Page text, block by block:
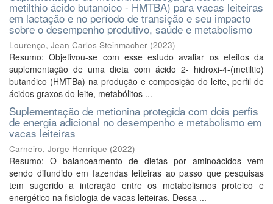
metilthio ácido butanoico - HMTBA) para vacas leiteiras
em lactação e no período de transição e seu impacto
sobre o desempenho produtivo, saúde e metabolismo
Lourenço, Jean Carlos Steinmacher (2023)
Resumo: Objetivou-se com esse estudo avaliar os efeitos da
suplementação de uma dieta com ácido 2- hidroxi-4-(metiltio)
butanóico (HMTBa) na produção e composição do leite, perfil de
ácidos graxos do leite, metabólitos ...
Suplementação de metionina protegida com dois perfis
de energia adicional no desempenho e metabolismo em
vacas leiteiras
Carneiro, Jorge Henrique (2022)
Resumo: O balanceamento de dietas por aminoácidos vem
sendo difundido em fazendas leiteiras ao passo que pesquisas
tem sugerido a interação entre os metabolismos proteico e
energético na fisiologia de vacas leiteiras. Dessa ...